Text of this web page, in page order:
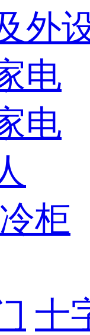
外
电
电
冷柜
十